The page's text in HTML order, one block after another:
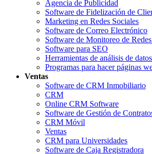
Agencia de Publicidad
Software de Fidelización de
Marketing en Redes Sociales
Software de Correo Electrónico
Software de Monitoreo de
Software para SEO
Herramientas de análisis de
Programas para hacer páginas
Ventas
Software de CRM Inmobiliario
CRM
Online CRM Software
Software de Gestión de
CRM Móvil
Ventas
CRM para Universidades
Software de Caja Registradora